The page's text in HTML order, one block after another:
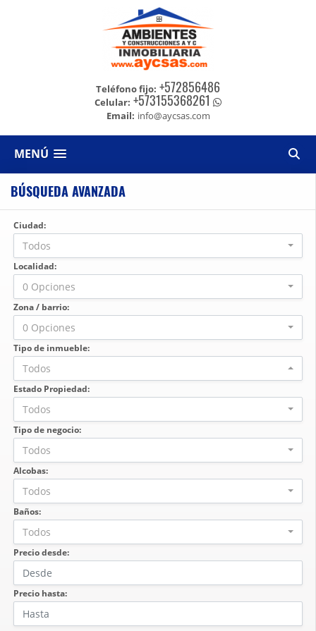
Teléfono fijo: +572856486
Celular: +573155368261
Email: info@aycsas.com
MENÚ
BÚSQUEDA AVANZADA
Ciudad:
Todos
Localidad:
0 Opciones
Zona / barrio:
0 Opciones
Tipo de inmueble:
Todos
Estado Propiedad:
Todos
Tipo de negocio:
Todos
Alcobas:
Todos
Baños:
Todos
Precio desde:
Precio hasta: